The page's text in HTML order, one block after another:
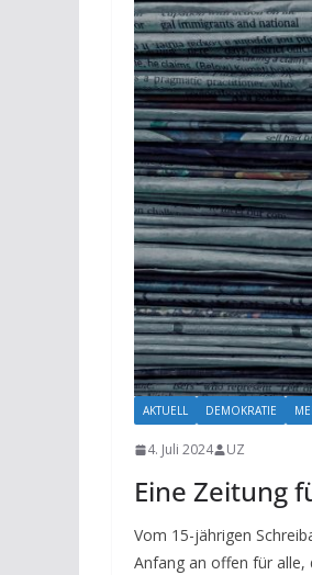
AKTUELL DEMOKRATIE
4. Juli 2024 UZ
Eine Zeitung
Vom 15-jährigen
Anfang an offen für alle,